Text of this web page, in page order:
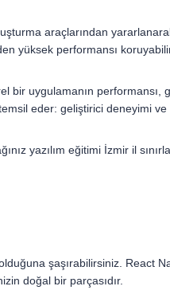
araçlarından
yüksek performansı
bir uygulamanın
eder: geliştirici deneyimi
yazılım eğitimi İzmir il
şaşırabilirsiniz. React
doğal bir parçasıdır.